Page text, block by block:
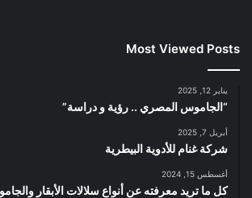
Most Viewed Posts
يناير 12, 2025
“الجاموس المصري .. رؤية و دراسة”
أبريل 7, 2025
شركة غنام للأدوية البيطرية
أغسطس 15, 2024
كل ما تريد معرفته عن أنواع سلالات الأبقار